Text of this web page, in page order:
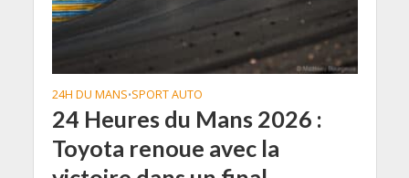
24H DU MANS•SPORT AUTO
24 Heures du Mans 2026 :
Toyota renoue avec la